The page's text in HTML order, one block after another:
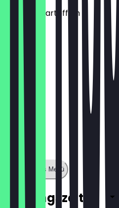
Frittierte Kartoffeln
€ 4,50
Zeige ganzes Menü
Öffnungszeiten